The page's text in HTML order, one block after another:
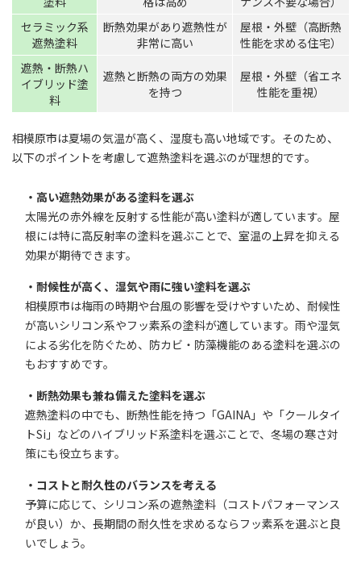
セラミック系
遮熱塗料
断熱効果があり遮熱性が
非常に高い
屋根・外壁（高断熱
性能を求める住宅）
遮熱・断熱ハ
イブリッド塗
料
遮熱と断熱の両方の効果
を持つ
屋根・外壁（省エネ
性能を重視）
相模原市は夏場の気温が高く、湿度も高い地域です。そのため、
以下のポイントを考慮して遮熱塗料を選ぶのが理想的です。
・高い遮熱効果がある塗料を選ぶ
太陽光の赤外線を反射する性能が高い塗料が適しています。屋
根には特に高反射率の塗料を選ぶことで、室温の上昇を抑える
効果が期待できます。
・耐候性が高く、湿気や雨に強い塗料を選ぶ
相模原市は梅雨の時期や台風の影響を受けやすいため、耐候性
が高いシリコン系やフッ素系の塗料が適しています。雨や湿気
による劣化を防ぐため、防カビ・防藻機能のある塗料を選ぶの
もおすすめです。
・断熱効果も兼ね備えた塗料を選ぶ
遮熱塗料の中でも、断熱性能を持つ「GAINA」や「クールタイ
トSi」などのハイブリッド系塗料を選ぶことで、冬場の寒さ対
策にも役立ちます。
・コストと耐久性のバランスを考える
予算に応じて、シリコン系の遮熱塗料（コストパフォーマンス
が良い）か、長期間の耐久性を求めるならフッ素系を選ぶと良
いでしょう。